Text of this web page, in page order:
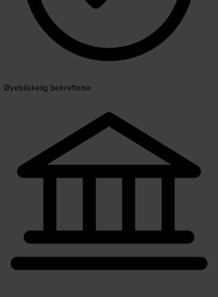
Øyeblikkelig bekreftelse